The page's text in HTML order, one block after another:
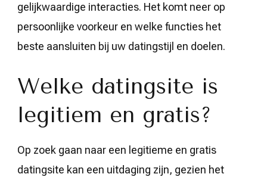
gelijkwaardige interacties. Het komt neer op
persoonlijke voorkeur en welke functies het
beste aansluiten bij uw datingstijl en doelen.
Welke datingsite is
legitiem en gratis?
Op zoek gaan naar een legitieme en gratis
datingsite kan een uitdaging zijn, gezien het